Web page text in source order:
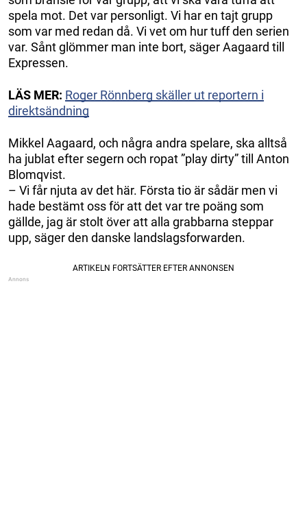
spela mot. Det var personligt. Vi har en tajt grupp
som var med redan då. Vi vet om hur tuff den serien
var. Sånt glömmer man inte bort, säger Aagaard till
Expressen.
LÄS MER: Roger Rönnberg skäller ut reportern i
direktsändning
Mikkel Aagaard, och några andra spelare, ska alltså
ha jublat efter segern och ropat ”play dirty” till Anton
Blomqvist.
– Vi får njuta av det här. Första tio är sådär men vi
hade bestämt oss för att det var tre poäng som
gällde, jag är stolt över att alla grabbarna steppar
upp, säger den danske landslagsforwarden.